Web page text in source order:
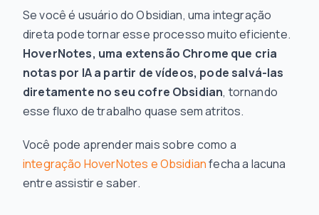
Se você é usuário do Obsidian, uma integração
direta pode tornar esse processo muito eficiente.
HoverNotes, uma extensão Chrome que cria
notas por IA a partir de vídeos, pode salvá-las
diretamente no seu cofre Obsidian, tornando
esse fluxo de trabalho quase sem atritos.
Você pode aprender mais sobre como a
integração HoverNotes e Obsidianfecha a lacuna
entre assistir e saber.